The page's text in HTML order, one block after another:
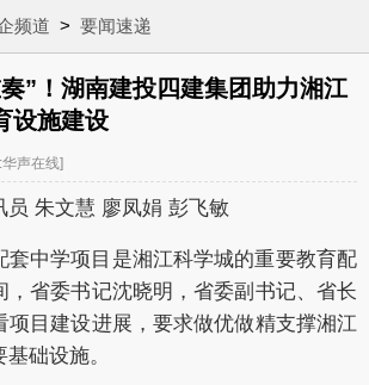
频道 > 要闻速递
”！湖南建投四建集团助力湘江
设施建设
华声在线]
员 朱文慧 廖凤娟 彭飞敏
套中学项目是湘江科学城的重要教育配
，省委书记沈晓明，省委副书记、省长
项目建设进展，要求做优做精支撑湘江
础设施。